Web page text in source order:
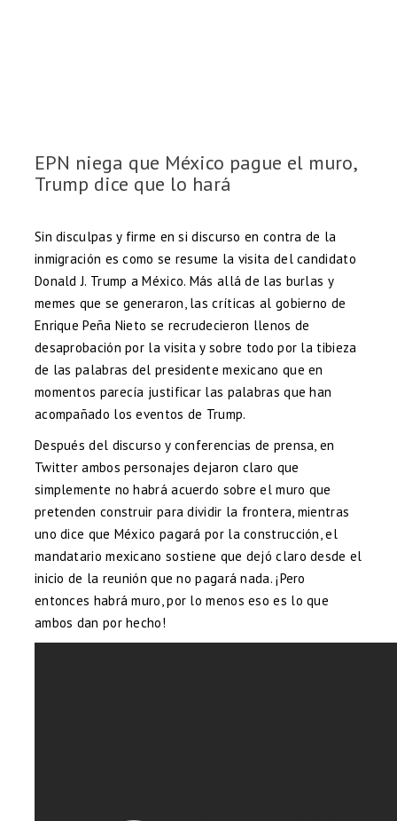
EPN niega que México pague el muro,
Trump dice que lo hará
Sin disculpas y firme en si discurso en contra de la
inmigración es como se resume la visita del candidato
Donald J. Trump a México. Más allá de las burlas y
memes que se generaron, las críticas al gobierno de
Enrique Peña Nieto se recrudecieron llenos de
desaprobación por la visita y sobre todo por la tibieza
de las palabras del presidente mexicano que en
momentos parecía justificar las palabras que han
acompañado los eventos de Trump.
Después del discurso y conferencias de prensa, en
Twitter ambos personajes dejaron claro que
simplemente no habrá acuerdo sobre el muro que
pretenden construir para dividir la frontera, mientras
uno dice que México pagará por la construcción, el
mandatario mexicano sostiene que dejó claro desde el
inicio de la reunión que no pagará nada. ¡Pero
entonces habrá muro, por lo menos eso es lo que
ambos dan por hecho!